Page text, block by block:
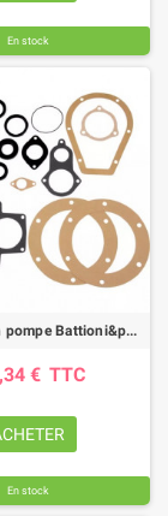
En stock
Kit réparation pompe Battioni&pagani MEC8000
€ TTC
En stock